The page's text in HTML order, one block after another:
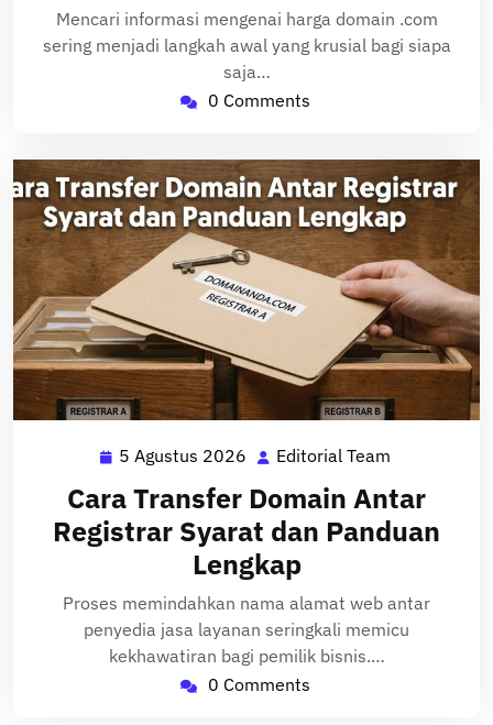
Mencari informasi mengenai harga domain .com
sering menjadi langkah awal yang krusial bagi siapa
saja…
0 Comments
5 Agustus 2026 5
2026
Editorial Team
Cara Transfer Domain Antar
Registrar Syarat dan Panduan
Lengkap
Proses memindahkan nama alamat web antar
penyedia jasa layanan seringkali memicu
kekhawatiran bagi pemilik bisnis.…
0 Comments